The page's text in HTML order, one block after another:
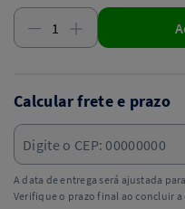
Calcular frete e prazo
A data de entrega será ajustada
Verifique o prazo final ao concluir a